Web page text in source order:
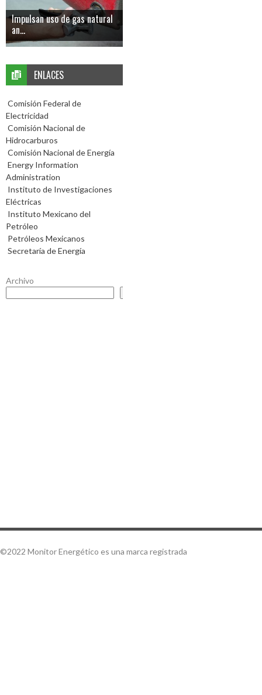
Impulsan uso de gas natural
an...
ENLACES
Comisión Federal de
Electricidad
Comisión Nacional de
Hidrocarburos
Comisión Nacional de Energía
Energy Information
Administration
Instituto de Investigaciones
Eléctricas
Instituto Mexicano del
Petróleo
Petróleos Mexicanos
Secretaría de Energía
Archivo
©2022 Monitor Energético es una marca registrada